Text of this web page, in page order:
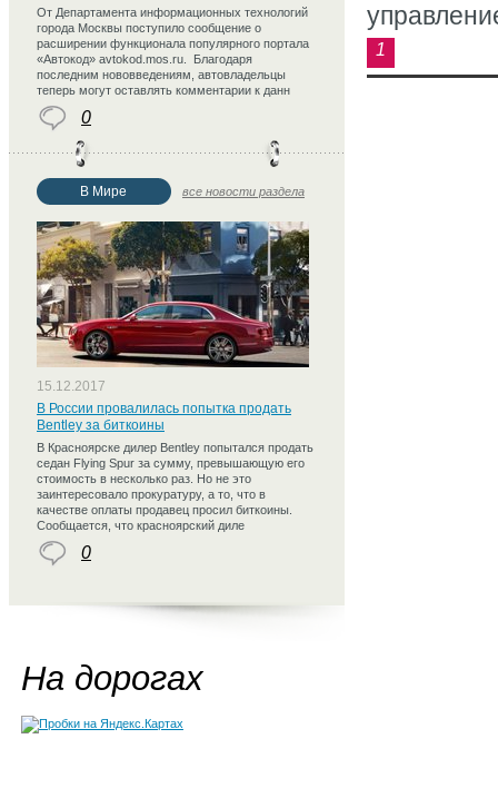
1
От Департамента информационных технологий
города Москвы поступило сообщение о
расширении функционала популярного портала
«Автокод» avtokod.mos.ru. Благодаря
последним нововведениям, автовладельцы
теперь могут оставлять комментарии к данн
0
В Мире все новости раздела
15.12.2017
В России провалилась попытка продать
Bentley за биткоины
В Красноярске дилер Bentley попытался продать
седан Flying Spur за сумму, превышающую его
стоимость в несколько раз. Но не это
заинтересовало прокуратуру, а то, что в
качестве оплаты продавец просил биткоины.
Сообщается, что красноярский диле
0
На дорогах